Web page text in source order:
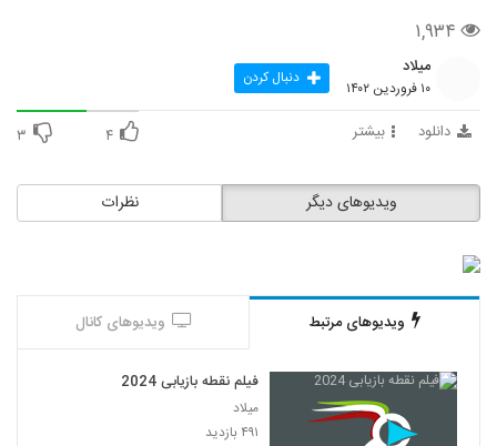
۱,۹۳۴
میلاد
۱۰ فروردین ۱۴۰۲ دنبال کردن
دانلود بیشتر ۴ ۳
نظرات ویدیوهای دیگر
ویدیوهای مرتبط ویدیوهای کانال
فیلم نقطه بازیابی 2024
میلاد
۴۹۱ بازدید